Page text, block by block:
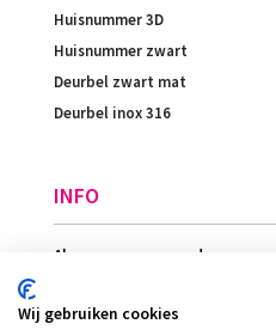
Huisnummer 3D
Huisnummer zwart
Deurbel zwart mat
Deurbel inox 316
INFO
Algemene voorwaarden
Levering
Wij gebruiken cookies